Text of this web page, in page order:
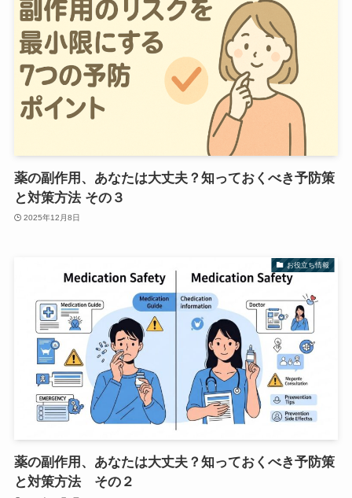
薬の副作用、あなたは大丈夫？知っておくべき予防策
と対策方法 その３
2025年12月8日
お役立ち情報
薬の副作用、あなたは大丈夫？知っておくべき予防策
と対策方法 その２